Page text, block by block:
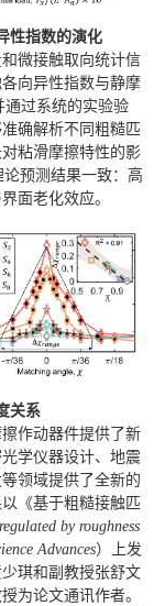
性指数的演化
微接触取向统计信
向异性指数与静摩
通过系统的实验验
确解析不同粗糙匹
粘滑摩擦特性的影
论预测结果一致：高
面老化效应。
关系
作动器件提供了新
学仪器设计、地震
领域提供了全新的
《基于粗糙接触匹
by roughness
Advances）上发
琪和副教授张舒文
为论文通讯作者。